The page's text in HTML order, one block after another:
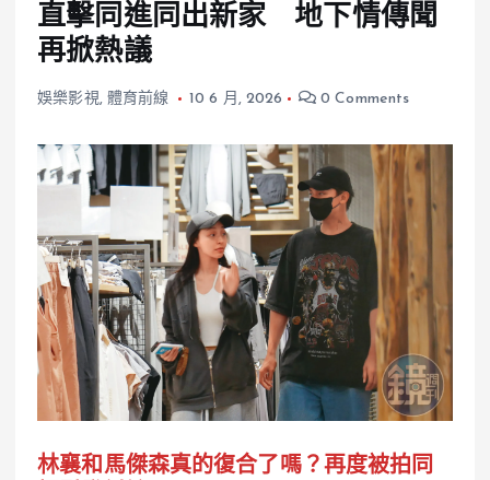
直擊同進同出新家 地下情傳聞
再掀熱議
娛樂影視, 體育前線 10 6 月, 2026 0 Comments
林襄和馬傑森真的復合了嗎？再度被拍同